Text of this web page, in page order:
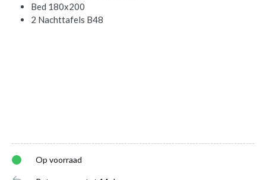
Bed 180x200
2 Nachttafels B48
Op voorraad
Slaapkamer JASNA: Kleerkast Draaideuren